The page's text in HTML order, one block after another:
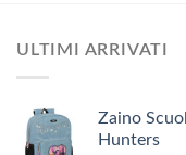
ULTIMI ARRIVATI
Zaino
Hunters